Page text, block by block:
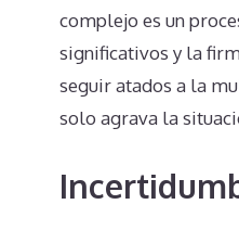
complejo es un
significativos y la
seguir atados a la
solo agrava la